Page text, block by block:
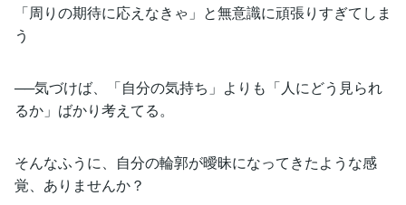
「周りの期待に応えなきゃ」と無意識に頑張りすぎてしま
う
──気づけば、「自分の気持ち」よりも「人にどう見られ
るか」ばかり考えてる。
そんなふうに、自分の輪郭が曖昧になってきたような感
覚、ありませんか？